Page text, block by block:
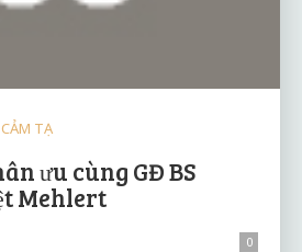
TẠ
ưu cùng GĐ BS
Mehlert
0